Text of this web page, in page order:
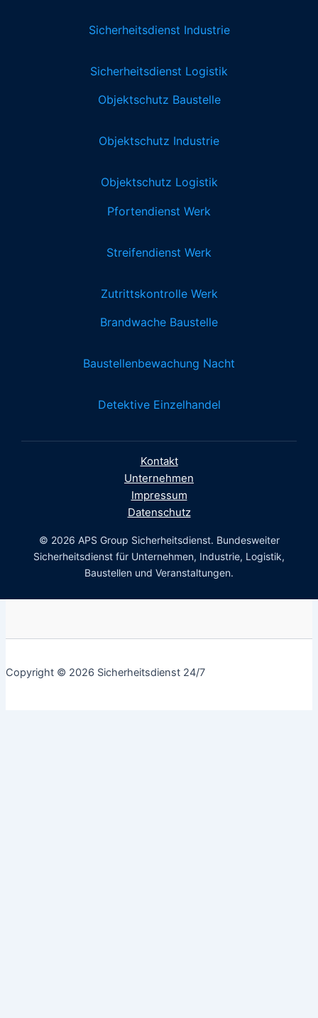
Sicherheitsdienst Industrie
Sicherheitsdienst Logistik
Objektschutz Baustelle
Objektschutz Industrie
Objektschutz Logistik
Pfortendienst Werk
Streifendienst Werk
Zutrittskontrolle Werk
Brandwache Baustelle
Baustellenbewachung Nacht
Detektive Einzelhandel
Kontakt
Unternehmen
Impressum
Datenschutz
© 2026 APS Group Sicherheitsdienst. Bundesweiter
Sicherheitsdienst für Unternehmen, Industrie, Logistik,
Baustellen und Veranstaltungen.
Copyright © 2026 Sicherheitsdienst 24/7